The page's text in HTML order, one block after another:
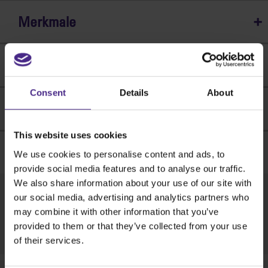
Consent Details About
This website uses cookies
We use cookies to personalise content and ads, to
provide social media features and to analyse our traffic.
We also share information about your use of our site with
our social media, advertising and analytics partners who
may combine it with other information that you’ve
provided to them or that they’ve collected from your use
of their services.
Simplex: „Ich hätte schon vor
Jahren eines kaufen sollen.“
Signtrade, Bedford (UK)
Lesen Sie die ganze Geschichte >
Merkmale
Tragbar, leicht und
robust
Schneidens
Keine Bewegung des
Materials beim
Schneiden
Garantierte
Schnittgenauigkeit
geraden Linie
Werkzeugkopf für die
einfache Bedienung
Schneiden durch
Drücken oder Ziehen
Gebrauchsfertige
Genauigkeit kalibriert
Schneidematte
Perfekt für:
Halbsteife Materialien
PVC-
Schaumstoffplatten ≤
6 mm
Kunststoffwellplatten
≤ 10 mm
Wellpappe ≤ 10 mm
Schaumkernplatten ≤
10 mm
Flexible Materialien
Folie
Selbstklebende
Vinylfolien
Textilien und
empfindliche
Abmessungen
SIM110 SIM160
160 (64)
A cm (") 127 (50)
(70,75)
Versandgewicht kg (lbs) 4 (9)
Verpackungsabmessungen cm (")
139x17x13
(55x7x6)
190x17x16
(75x7x6)
Productondersteuning
Simplex-Ersatzteilsatz – Ersetzen Sie die
Lagerböcke – SJ01-800
Mehr lesen >